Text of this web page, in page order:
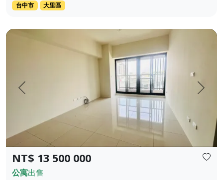
台中市
大里區
上一頁 下一
NT$ 13 500 000
公寓出售
近后里精華地帶，室內大空間 主+附 近30坪 近小學與厚綜國